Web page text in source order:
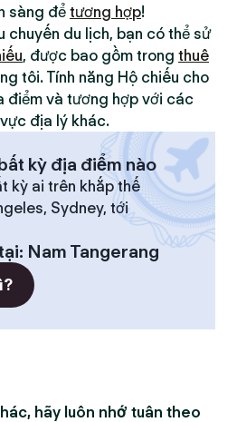
sàng đểtương hợp!
chuyến du lịch, bạn có thể sử
, được bao gồm trong thuê
tôi. Tính năng Hộ chiếu cho
điểm và tương hợp với các
địa lý khác.
kỳ địa điểm nào
kỳ ai trên khắp thế
Sydney, tới
: Nam Tangerang
hãy luôn nhớ tuân theo